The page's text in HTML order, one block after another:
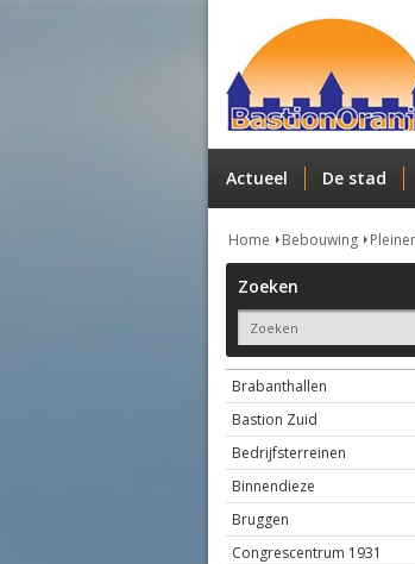
Actueel De stad
Home Bebouwing
Zoeken
Brabanthallen
Bastion Zuid
Bedrijfsterreinen
Binnendieze
Bruggen
Congrescentrum 1931